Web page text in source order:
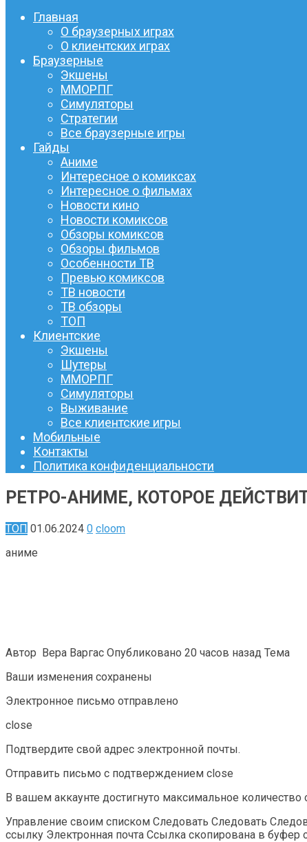
Главная
О браузерных играх
О клиентских играх
Браузерные
Экшены
ММОРПГ
Симуляторы
Стратегии
Все браузерные игры
Гайды
Аниме
Интересное о комиксах
Интересное о фильмах
Новости кино
Новости комиксов
Обзоры комиксов
Обзоры фильмов
Особенности ТВ
Превью комиксов
ТВ новости
ТВ обзоры
ТОП
Клиентские
Экшены
Шутеры
ММОРПГ
Симуляторы
Выживание
Все клиентские игры
Мобильные
Контакты
Политика конфиденциальности
РЕТРО-АНИМЕ, КОТОРОЕ
ТОП 01.06.2024 0 cloom
аниме
Автор Вера Варгас Опубликовано 20 часов назад Тема
Ваши изменения сохранены
Электронное письмо отправлено
close
Подтвердите свой адрес электронной почты.
Отправить письмо с подтверждением close
В вашем аккаунте достигнуто максимальное
Управление своим списком Следовать Следовать
ссылку Электронная почта Ссылка скопирована в